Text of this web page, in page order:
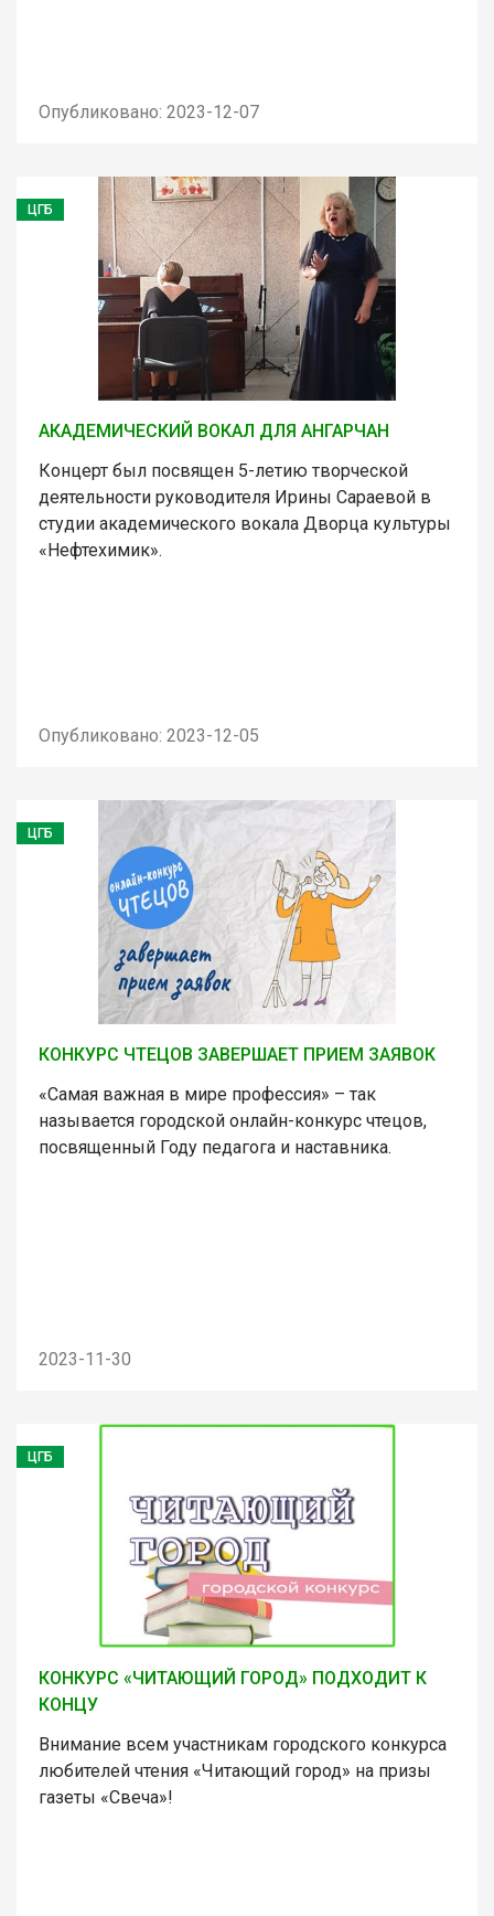
Опубликовано: 2023-12-07
ЦГБ
АКАДЕМИЧЕСКИЙ ВОКАЛ ДЛЯ АНГАРЧАН
Концерт был посвящен 5-летию творческой
деятельности руководителя Ирины Сараевой в
студии академического вокала Дворца культуры
«Нефтехимик».
Опубликовано: 2023-12-05
ЦГБ
КОНКУРС ЧТЕЦОВ ЗАВЕРШАЕТ ПРИЕМ ЗАЯВОК
«Самая важная в мире профессия» – так
называется городской онлайн-конкурс чтецов,
посвященный Году педагога и наставника.
2023-11-30
ЦГБ
КОНКУРС «ЧИТАЮЩИЙ ГОРОД» ПОДХОДИТ К
КОНЦУ
Внимание всем участникам городского конкурса
любителей чтения «Читающий город» на призы
газеты «Свеча»!